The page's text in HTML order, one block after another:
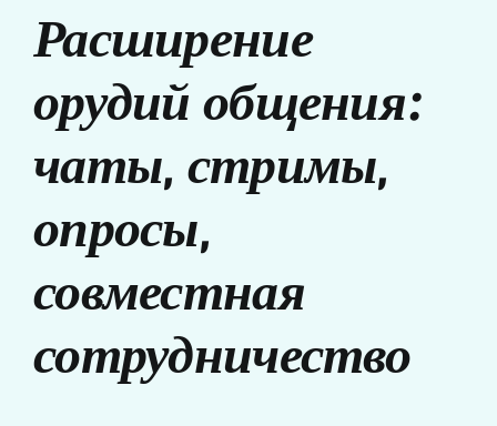
Расширение
орудий общения:
чаты, стримы,
опросы,
совместная
сотрудничество